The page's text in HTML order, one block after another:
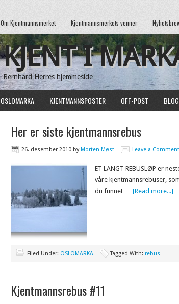
Om Kjentmannsmerket Kjentmannsmerkets venner Nyhetsbrev
KJENT I
Bernhard Herres hjemmeside
OSLOMARKA KJENTMANNSPOSTER OFF-POST
Her er siste kjentmannsrebus
26. desember 2010 byMorten Møst Leave a Comment
ET LANGT REBUSLØP er
våre kjentmannsrebuser,
du funnet … [Read more...]
Filed Under: OSLOMARKA Tagged With: rebus
Kjentmannsrebus #11